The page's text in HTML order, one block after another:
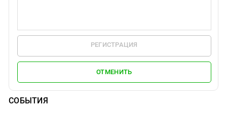
РЕГИСТРАЦИЯ
ОТМЕНИТЬ
СОБЫТИЯ